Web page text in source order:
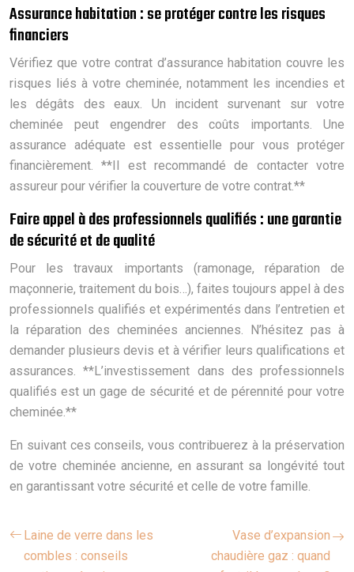
Assurance habitation : se protéger contre les risques
financiers
Vérifiez que votre contrat d’assurance habitation couvre les
risques liés à votre cheminée, notamment les incendies et
les dégâts des eaux. Un incident survenant sur votre
cheminée peut engendrer des coûts importants. Une
assurance adéquate est essentielle pour vous protéger
financièrement. **Il est recommandé de contacter votre
assureur pour vérifier la couverture de votre contrat.**
Faire appel à des professionnels qualifiés : une garantie
de sécurité et de qualité
Pour les travaux importants (ramonage, réparation de
maçonnerie, traitement du bois…), faites toujours appel à des
professionnels qualifiés et expérimentés dans l’entretien et
la réparation des cheminées anciennes. N’hésitez pas à
demander plusieurs devis et à vérifier leurs qualifications et
assurances. **L’investissement dans des professionnels
qualifiés est un gage de sécurité et de pérennité pour votre
cheminée.**
En suivant ces conseils, vous contribuerez à la préservation
de votre cheminée ancienne, en assurant sa longévité tout
en garantissant votre sécurité et celle de votre famille.
Laine de verre dans les
combles : conseils
Vase d’expansion
chaudière gaz : quand